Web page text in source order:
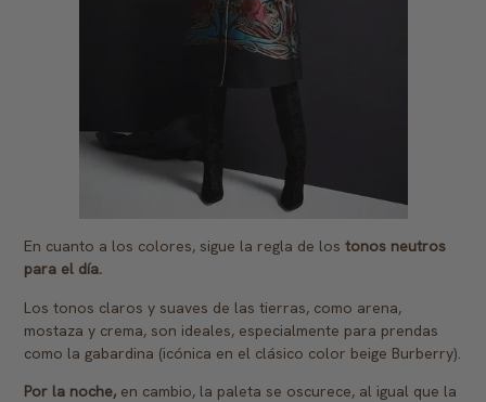
En cuanto a los colores, sigue la regla de los tonos neutros
para el día.
Los tonos claros y suaves de las tierras, como arena,
mostaza y crema, son ideales, especialmente para prendas
como la gabardina (icónica en el clásico color beige Burberry).
Por la noche,en cambio, la paleta se oscurece, al igual que la